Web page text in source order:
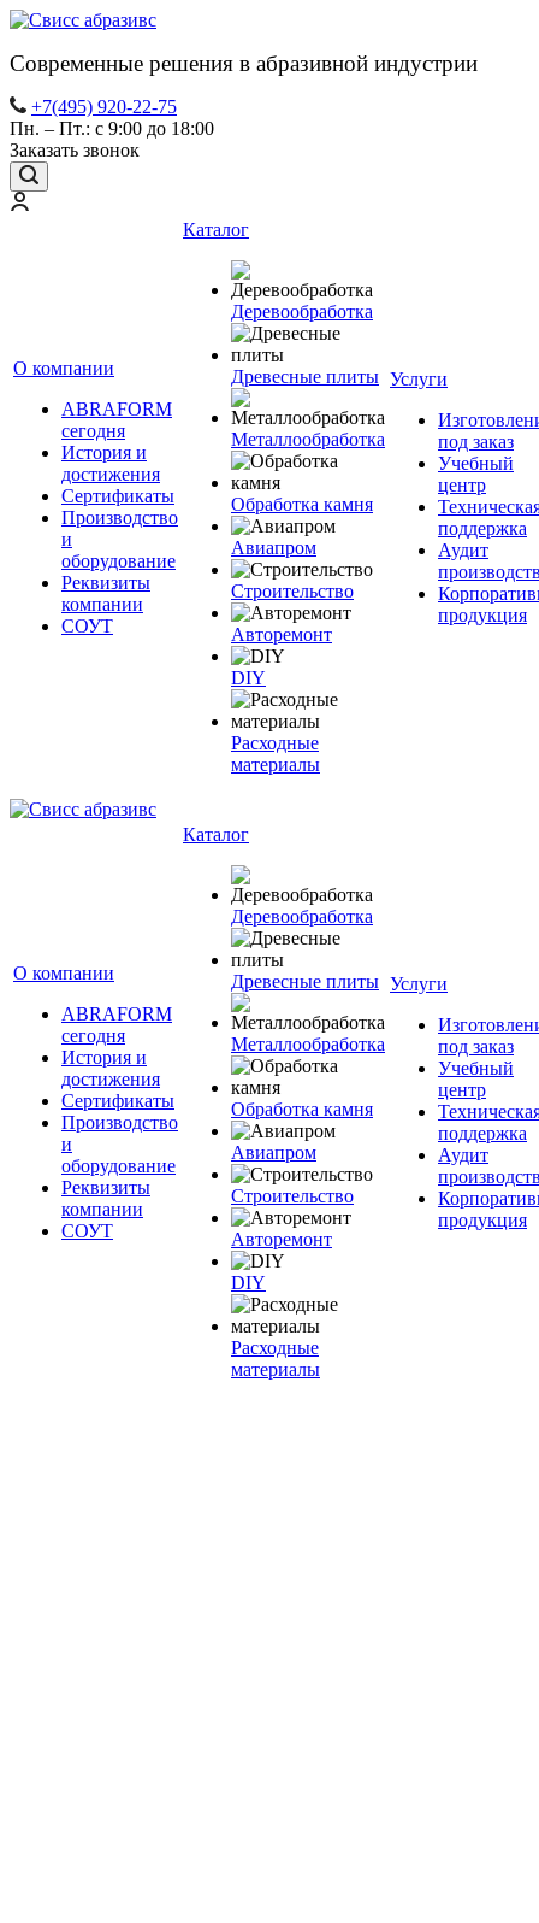
Современные решения в абразивной индустрии
+7(495) 920-22-75
Пн. – Пт.: с 9:00 до 18:00
Заказать звонок
О компании
ABRAFORM
сегодня
История и
достижения
Сертификаты
Производство
и
оборудование
Реквизиты
компании
СОУТ
Каталог
Деревообработка
Древесные плиты
Металлообработка
Обработка камня
Авиапром
Строительство
Авторемонт
DIY
Расходные
материалы
Услуги
под заказ
Учебный
центр
поддержка
Аудит
продукция
О компании
ABRAFORM
сегодня
История и
достижения
Сертификаты
Производство
и
оборудование
Реквизиты
компании
СОУТ
Каталог
Деревообработка
Древесные плиты
Металлообработка
Обработка камня
Авиапром
Строительство
Авторемонт
DIY
Расходные
материалы
Услуги
под заказ
Учебный
центр
поддержка
Аудит
продукция